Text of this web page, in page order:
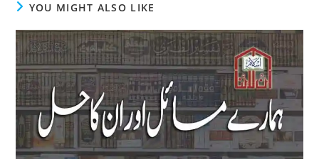
YOU MIGHT ALSO LIKE